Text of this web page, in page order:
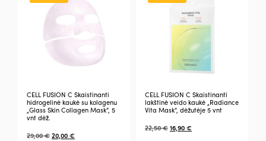
CELL FUSION C Skaistinanti
hidrogelinė kaukė su kolagenu
„Glass Skin Collagen Mask”, 5
vnt dėž.
29,00€20,00€
CELL FUSION C Skaistinanti
lakštinė veido kaukė „Radiance
Vita Mask”, dėžutėje 5 vnt
22,50€16,90€